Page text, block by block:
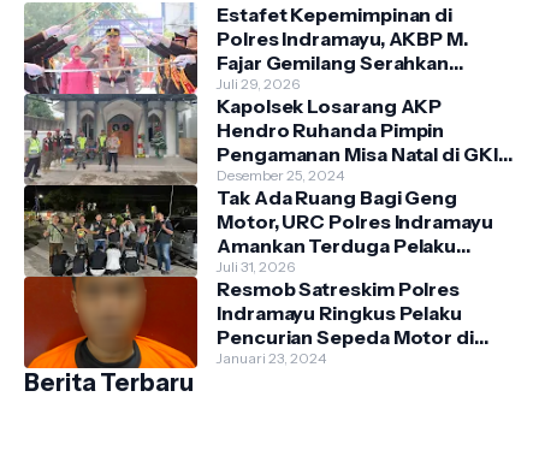
Estafet Kepemimpinan di
Polres Indramayu, AKBP M.
Fajar Gemilang Serahkan
Tongkat Komando Kepada
AKBP Prianggo. P.M.
Juli 29, 2026
Kapolsek Losarang AKP
Hendro Ruhanda Pimpin
Pengamanan Misa Natal di GKI
Krimun
Desember 25, 2024
Tak Ada Ruang Bagi Geng
Motor, URC Polres Indramayu
Amankan Terduga Pelaku
Pengrusakan Warung Warga di
Wilayah Kecamatan Tukdana
Juli 31, 2026
Resmob Satreskim Polres
Indramayu Ringkus Pelaku
Pencurian Sepeda Motor di
Dusun Tenong, Kecamatan
Januari 23, 2024
Berita Terbaru